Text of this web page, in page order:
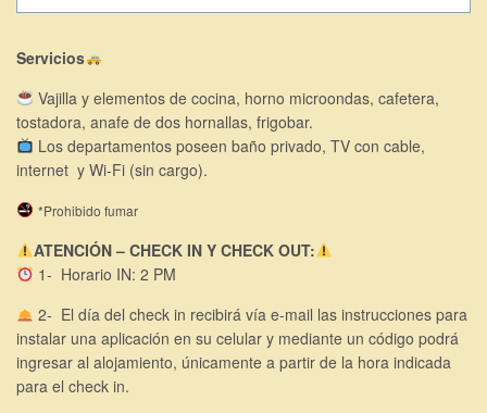
Servicios
Vajilla y elementos de cocina, horno microondas, cafetera,
tostadora, anafe de dos hornallas, frigobar.
Los departamentos poseen baño privado, TV con cable,
internet y Wi-Fi (sin cargo).
*Prohibido fumar
ATENCIÓN – CHECK IN Y CHECK OUT:
1- Horario IN: 2 PM
2- El día del check in recibirá vía e-mail las instrucciones para
instalar una aplicación en su celular y mediante un código podrá
ingresar al alojamiento, únicamente a partir de la hora indicada
para el check in.